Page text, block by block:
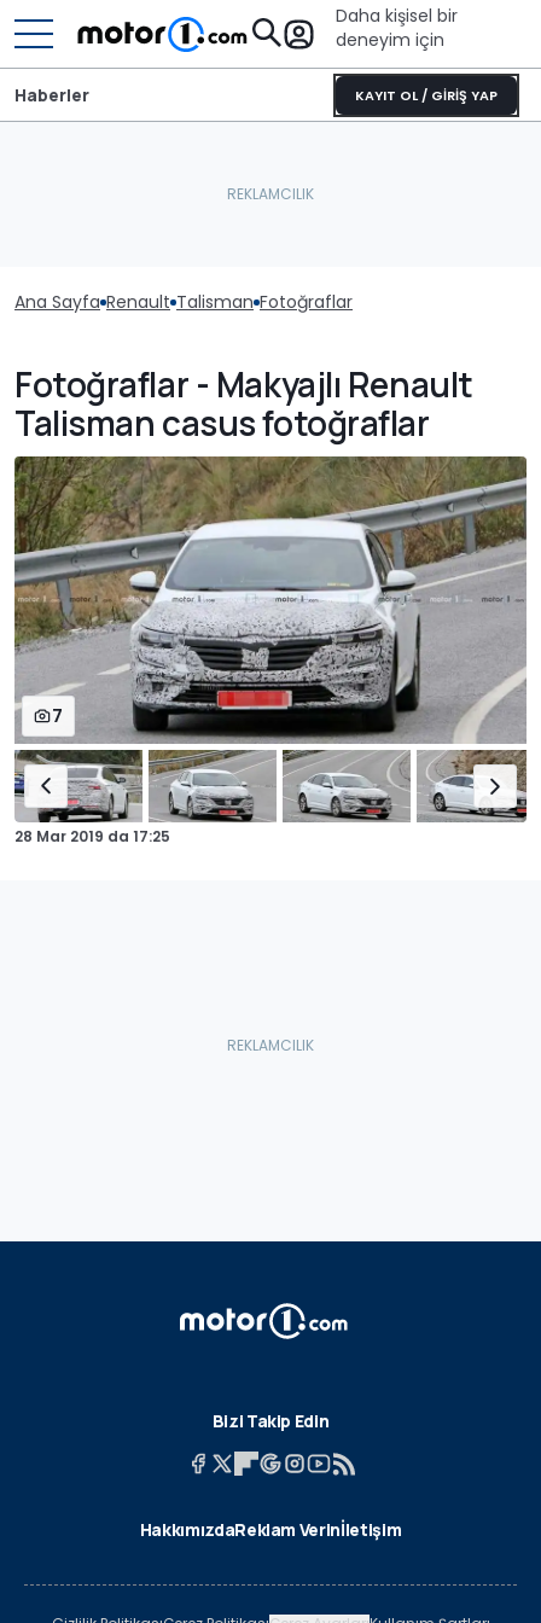
Daha kişisel bir
deneyim için
KAYIT OL / GİRİŞ YAP
Haberler
Ana Sayfa Renault Talisman Fotoğraflar
Fotoğraflar - Makyajlı Renault
Talisman casus fotoğraflar
7
28 Mar 2019 da 17:25
Bizi Takip Edin
HakkımızdaReklam Verinİletişim